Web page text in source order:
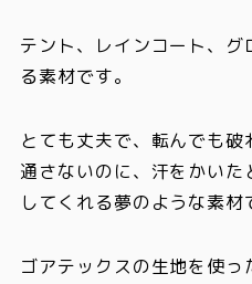
テント、レインコート、
る素材です。
とても丈夫で、転んでも
通さないのに、汗をかい
してくれる夢のような素材
ゴアテックスの生地を使